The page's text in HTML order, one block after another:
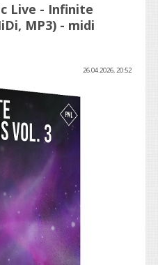
Live - Infinite
MP3) - midi
26.04.2026, 20:52